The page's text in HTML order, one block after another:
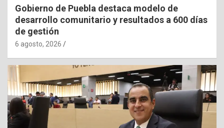
Gobierno de Puebla destaca modelo de
desarrollo comunitario y resultados a 600 días
de gestión
6 agosto, 2026